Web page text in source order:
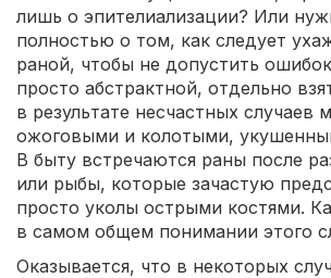
лишь о эпителиализации? Или
полностью о том, как следует
раной, чтобы не допустить
просто абстрактной, отдельно
в результате несчастных случаев
ожоговыми и колотыми,
В быту встречаются раны после
или рыбы, которые зачастую
просто уколы острыми костями.
в самом общем понимании этого
Оказывается, что в некоторых